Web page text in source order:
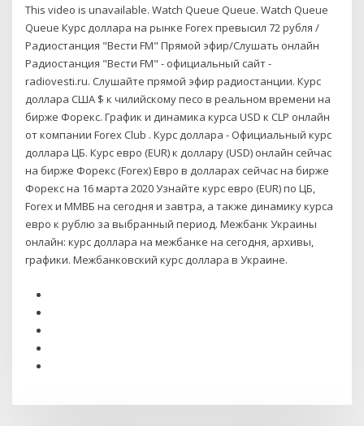
This video is unavailable. Watch Queue Queue. Watch Queue
Queue Курс доллара на рынке Forex превысил 72 рубля /
Радиостанция "Вести FM" Прямой эфир/Слушать онлайн
Радиостанция "Вести FM" - официальный сайт -
radiovesti.ru. Слушайте прямой эфир радиостанции. Курс
доллара США $ к чилийскому песо в реальном времени на
бирже Форекс. График и динамика курса USD к CLP онлайн
от компании Forex Club . Курс доллара - Официальный курс
доллара ЦБ. Курс евро (EUR) к доллару (USD) онлайн сейчас
на бирже Форекс (Forex) Евро в долларах сейчас на бирже
Форекс на 16 марта 2020 Узнайте курс евро (EUR) по ЦБ,
Forex и ММВБ на сегодня и завтра, а также динамику курса
евро к рублю за выбранный период. Межбанк Украины
онлайн: курс доллара на межбанке на сегодня, архивы,
графики. Межбанковский курс доллара в Украине.